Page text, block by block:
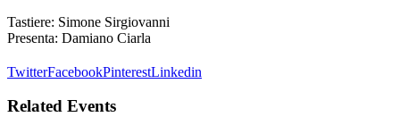
Tastiere: Simone Sirgiovanni
Presenta: Damiano Ciarla
TwitterFacebookPinterestLinkedin
Related Events